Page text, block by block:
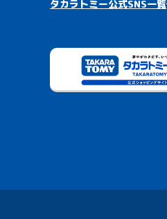
タカラトミー公式SNS一覧